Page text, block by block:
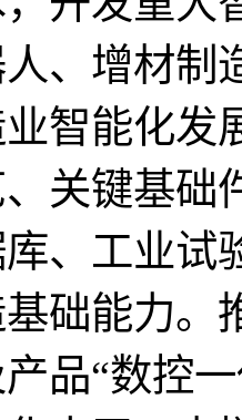
、增材制
智能化发
关键基础
、工业试
础能力。
品“数控